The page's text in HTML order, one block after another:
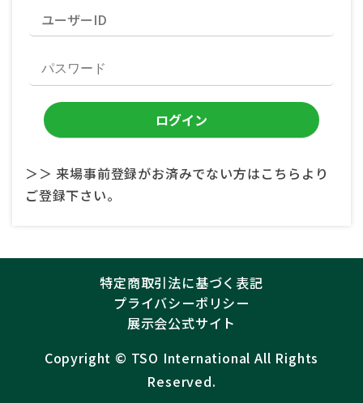
＞＞ 来場事前登録がお済みでない方はこちらより
ご登録下さい。
特定商取引法に基づく表記
プライバシーポリシー
展示会公式サイト
Copyright ©︎ TSO International All Rights
Reserved.